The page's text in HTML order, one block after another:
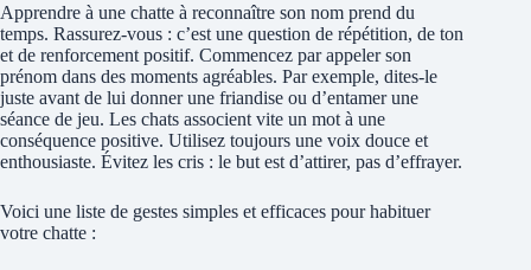
Apprendre à une chatte à reconnaître son nom prend du
temps. Rassurez-vous : c’est une question de répétition, de ton
et de renforcement positif. Commencez par appeler son
prénom dans des moments agréables. Par exemple, dites-le
juste avant de lui donner une friandise ou d’entamer une
séance de jeu. Les chats associent vite un mot à une
conséquence positive. Utilisez toujours une voix douce et
enthousiaste. Évitez les cris : le but est d’attirer, pas d’effrayer.
Voici une liste de gestes simples et efficaces pour habituer
votre chatte :